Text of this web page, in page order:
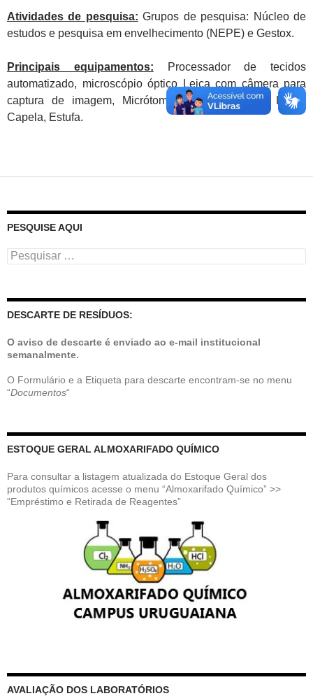
Atividades de pesquisa: Grupos de pesquisa: Núcleo de
estudos e pesquisa em envelhecimento (NEPE) e Gestox.
Principais equipamentos: Processador de tecidos
automatizado, microscópio óptico Leica com câmera para
captura de imagem, Micrótomo de deslizamento Leica,
Capela, Estufa.
PESQUISE AQUI
Pesquisar
por:
DESCARTE DE RESÍDUOS:
O aviso de descarte é enviado ao e-mail institucional
semanalmente.
O Formulário e a Etiqueta para descarte encontram-se no menu
“Documentos“
ESTOQUE GERAL ALMOXARIFADO QUÍMICO
Para consultar a listagem atualizada do Estoque Geral dos
produtos químicos acesse o menu “Almoxarifado Químico” >>
“Empréstimo e Retirada de Reagentes”
AVALIAÇÃO DOS LABORATÓRIOS